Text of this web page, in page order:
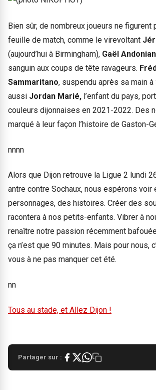
Bien sûr, de nombreux joueurs ne figurent
feuille de match, comme le virevoltant
(aujourd’hui à Birmingham), Gaël Andonian
sanguin aux coups de tête ravageurs.
Sammaritano, suspendu après sa main à
aussi Jordan Marié, l’enfant du pays,
couleurs dijonnaises en 2021-2022. Des
marqué à leur façon l’histoire de Gaston-
nnnn
Alors que Dijon retrouve la Ligue 2 lundi
antre contre Sochaux, nous espérons voir
personnages, des histoires. Créer des
racontera à nos petits-enfants. Vibrer à
renaître notre passion récemment
ça n’est que 90 minutes. Mais pour nous,
vous à ne pas manquer cet été.
nn
Tous au stade, et Allez Dijon !
Partager sur :